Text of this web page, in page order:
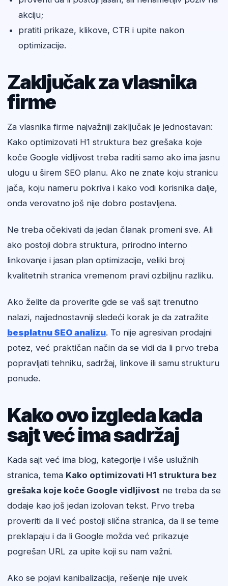
akciju;
pratiti prikaze, klikove, CTR i upite nakon
optimizacije.
Zaključak za vlasnika
firme
Za vlasnika firme najvažniji zaključak je jednostavan:
Kako optimizovati H1 struktura bez grešaka koje
koče Google vidljivost treba raditi samo ako ima jasnu
ulogu u širem SEO planu. Ako ne znate koju stranicu
jača, koju nameru pokriva i kako vodi korisnika dalje,
onda verovatno još nije dobro postavljena.
Ne treba očekivati da jedan članak promeni sve. Ali
ako postoji dobra struktura, prirodno interno
linkovanje i jasan plan optimizacije, veliki broj
kvalitetnih stranica vremenom pravi ozbiljnu razliku.
Ako želite da proverite gde se vaš sajt trenutno
nalazi, najjednostavniji sledeći korak je da zatražite
besplatnu SEO analizu. To nije agresivan prodajni
potez, već praktičan način da se vidi da li prvo treba
popravljati tehniku, sadržaj, linkove ili samu strukturu
ponude.
Kako ovo izgleda kada
sajt već ima sadržaj
Kada sajt već ima blog, kategorije i više uslužnih
stranica, tema Kako optimizovati H1 struktura bez
grešaka koje koče Google vidljivost ne treba da se
dodaje kao još jedan izolovan tekst. Prvo treba
proveriti da li već postoji slična stranica, da li se teme
preklapaju i da li Google možda već prikazuje
pogrešan URL za upite koji su nam važni.
Ako se pojavi kanibalizacija, rešenje nije uvek